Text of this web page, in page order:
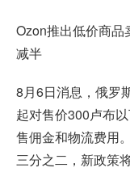
Ozon推出低价商品
减半
8月6日消息， 俄罗
起对售价300卢布
售佣金和物流费用
三分之二，新政策